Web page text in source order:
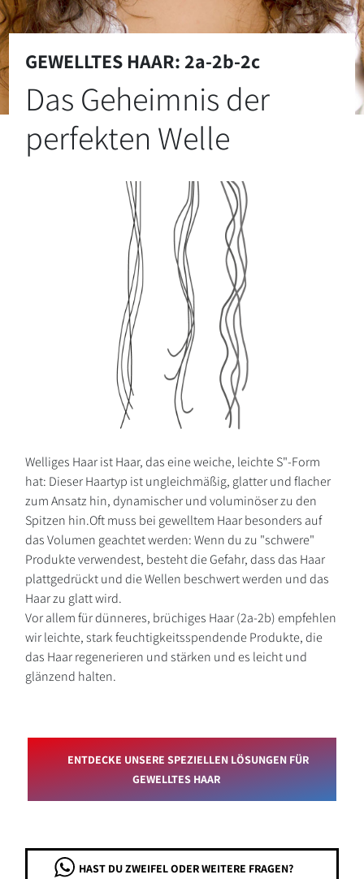
GEWELLTES HAAR: 2a-2b-2c
Das Geheimnis der
perfekten Welle
Welliges Haar ist Haar, das eine weiche, leichte S"-Form
hat: Dieser Haartyp ist ungleichmäßig, glatter und flacher
zum Ansatz hin, dynamischer und voluminöser zu den
Spitzen hin.Oft muss bei gewelltem Haar besonders auf
das Volumen geachtet werden: Wenn du zu "schwere"
Produkte verwendest, besteht die Gefahr, dass das Haar
plattgedrückt und die Wellen beschwert werden und das
Haar zu glatt wird.
Vor allem für dünneres, brüchiges Haar (2a-2b) empfehlen
wir leichte, stark feuchtigkeitsspendende Produkte, die
das Haar regenerieren und stärken und es leicht und
glänzend halten.
ENTDECKE UNSERE SPEZIELLEN LÖSUNGEN FÜR
GEWELLTES HAAR
HAST DU ZWEIFEL ODER WEITERE FRAGEN?